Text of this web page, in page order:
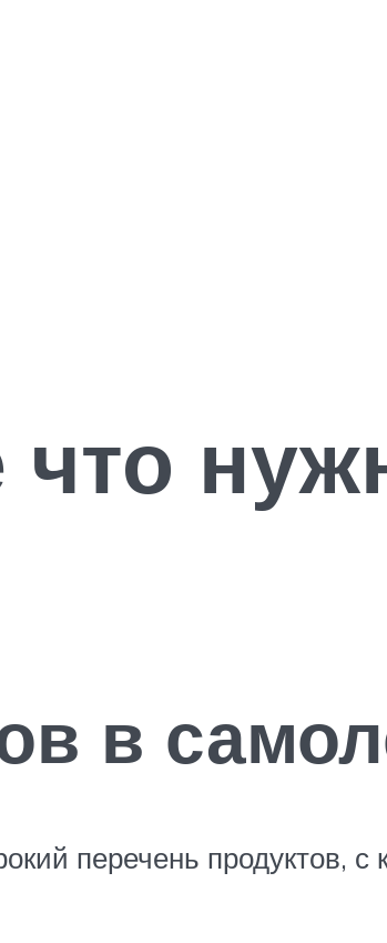
что
в
перечень продуктов, с